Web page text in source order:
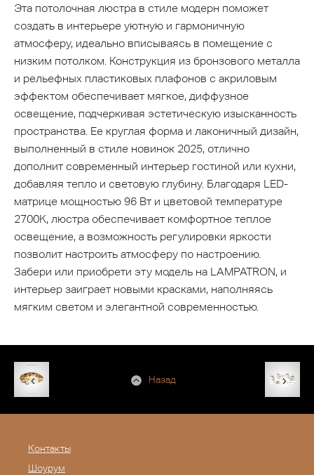
Эта потолочная люстра в стиле модерн поможет
создать в интерьере уютную и гармоничную
атмосферу, идеально вписываясь в помещение с
низким потолком. Конструкция из бронзового металла
и рельефных пластиковых плафонов с акриловым
эффектом обеспечивает мягкое, диффузное
освещение, подчеркивая эстетическую изысканность
пространства. Ее круглая форма и лаконичный дизайн,
выполненный в стиле новинок 2025, отлично
дополнит современный интерьер гостиной или кухни,
добавляя тепло и световую глубину. Благодаря LED-
матрице мощностью 96 Вт и цветовой температуре
2700K, люстра обеспечивает комфортное теплое
освещение, а возможность регулировки яркости
позволит настроить атмосферу по настроению.
Забери или приобрети эту модель на LAMPATRON, и
интерьер заиграет новыми красками, наполняясь
мягким светом и элегантной современностью.
Назад
Контакты
Шоурум